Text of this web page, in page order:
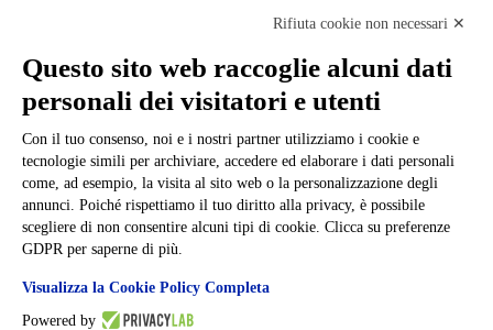
Ufficio Relazioni con il Pubblico
Dichiarazione di accessibilità
Obiettivi di accessibilità
Gestione consensi cookie
Amministrazione trasparente
Pagina visualizzata
1807 volte
Sezione Copyright
Copyright 2026 | Engineered and powered by Gruppo Spaggiari
Parma S.p.A. | Divisione Publishing & New Social Media
Rifiuta cookie non necessari ✕
Questo sito web raccoglie alcuni dati
personali dei visitatori e utenti
Con il tuo consenso, noi e i nostri partner utilizziamo i cookie e
tecnologie simili per archiviare, accedere ed elaborare i dati personali
come, ad esempio, la visita al sito web o la personalizzazione degli
annunci. Poiché rispettiamo il tuo diritto alla privacy, è possibile
scegliere di non consentire alcuni tipi di cookie. Clicca su preferenze
GDPR per saperne di più.
Visualizza la Cookie Policy Completa
Powered by